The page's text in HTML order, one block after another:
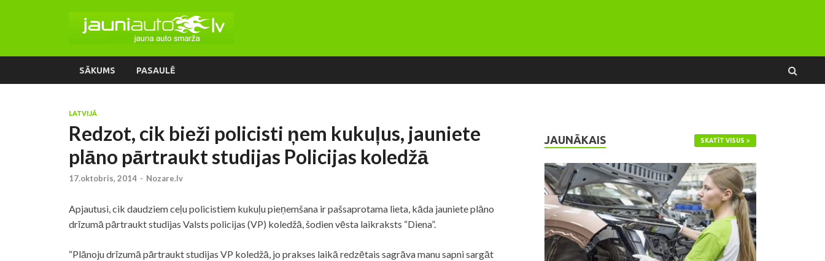
SĀKUMS PASAULĒ
LATVIJĀ
Redzot, cik bieži policisti ņem kukuļus, jauniete
plāno pārtraukt studijas Policijas koledžā
17.oktobris, 2014 - Nozare.lv
Apjautusi, cik daudziem ceļu policistiem kukuļu pieņemšana ir pašsaprotama lieta, kāda jauniete plāno
drīzumā pārtraukt studijas Valsts policijas (VP) koledžā, šodien vēsta laikraksts “Diena”.
“Plānoju drīzumā pārtraukt studijas VP koledžā, jo prakses laikā redzētais sagrāva manu sapni sargāt
JAUNĀKAIS SKATĪT VISUS